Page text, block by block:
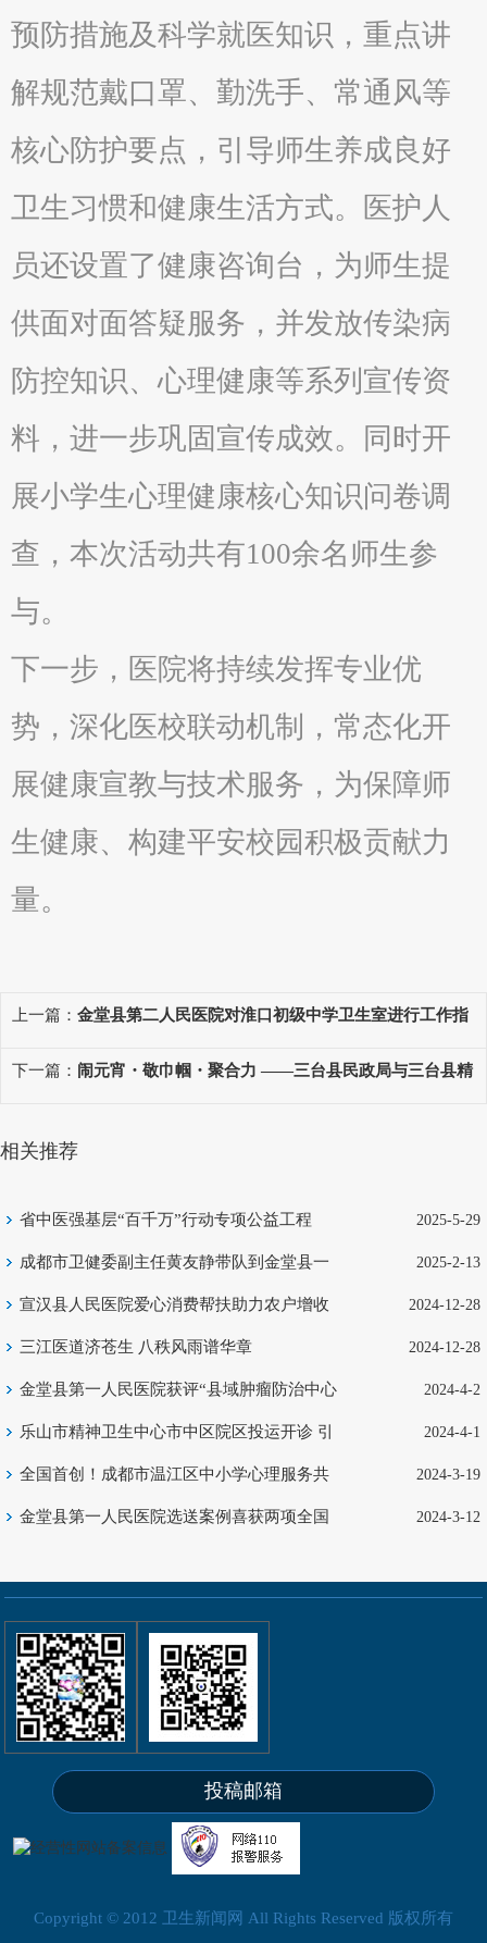
预防措施及科学就医知识，重点讲
解规范戴口罩、勤洗手、常通风等
核心防护要点，引导师生养成良好
卫生习惯和健康生活方式。医护人
员还设置了健康咨询台，为师生提
供面对面答疑服务，并发放传染病
防控知识、心理健康等系列宣传资
料，进一步巩固宣传成效。同时开
展小学生心理健康核心知识问卷调
查，本次活动共有100余名师生参
与。
下一步，医院将持续发挥专业优
势，深化医校联动机制，常态化开
展健康宣教与技术服务，为保障师
生健康、构建平安校园积极贡献力
量。
上一篇： 金堂县第二人民医院对淮口初级中学卫生室进行工作指
下一篇： 闹元宵・敬巾帼・聚合力 ——三台县民政局与三台县精
相关推荐
省中医强基层“百千万”行动专项公益工程
（巴中站）圆满收官
2025-5-29
成都市卫健委副主任黄友静带队到金堂县一
医院开展调研
2025-2-13
宣汉县人民医院爱心消费帮扶助力农户增收 2024-12-28
三江医道济苍生 八秩风雨谱华章 2024-12-28
金堂县第一人民医院获评“县域肿瘤防治中心
交流基地”
2024-4-2
乐山市精神卫生中心市中区院区投运开诊 引
领心理健康服务新征程
2024-4-1
全国首创！成都市温江区中小学心理服务共
享中心启动
2024-3-19
金堂县第一人民医院选送案例喜获两项全国 2024-3-12
投稿邮箱
Copyright © 2012 卫生新闻网 All Rights Reserved 版权所有